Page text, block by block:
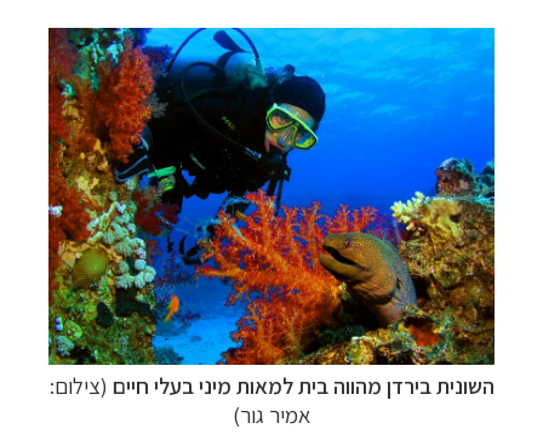
השונית בירדן מהווה בית למאות מיני בעלי חיים (צילום:
אמיר גור)